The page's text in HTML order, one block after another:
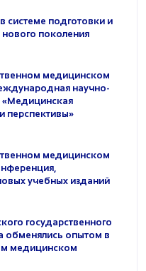
подготовки и
нового поколения
медицинском
научно-
«Медицинская
перспективы»
медицинском
учебных изданий
государственного
обменялись опытом в
медицинском